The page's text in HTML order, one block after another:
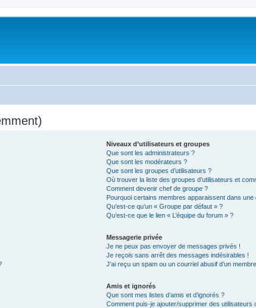
Niveaux d’utilisateurs et groupes
Que sont les administrateurs ?
Que sont les modérateurs ?
Que sont les groupes d’utilisateurs ?
Où trouver la liste des groupes d’utilisateurs et
Comment devenir chef de groupe ?
Pourquoi certains membres apparaissent dans une
Qu’est-ce qu’un « Groupe par défaut » ?
Qu’est-ce que le lien « L’équipe du forum » ?
Messagerie privée
Je ne peux pas envoyer de messages privés !
Je reçois sans arrêt des messages indésirables !
J’ai reçu un spam ou un courriel abusif d’un
Amis et ignorés
Que sont mes listes d’amis et d’ignorés ?
Comment puis-je ajouter/supprimer des utilisateurs